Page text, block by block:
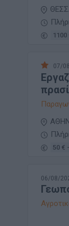
07/
50 €
06/08/